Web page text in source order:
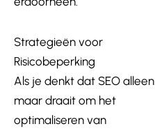
Strategieën voor
Risicobeperking
Als je denkt dat SEO alleen
maar draait om het
optimaliseren van